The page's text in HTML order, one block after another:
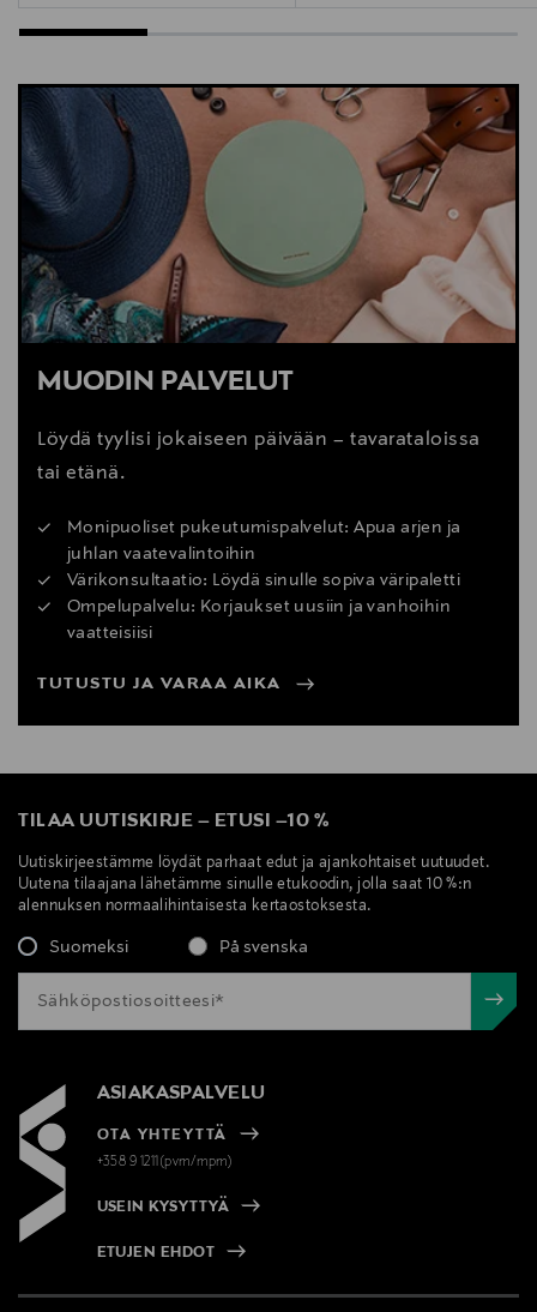
MUODIN PALVELUT
Löydä tyylisi jokaiseen päivään – tavarataloissa
tai etänä.
Monipuoliset pukeutumispalvelut: Apua arjen ja
juhlan vaatevalintoihin
Värikonsultaatio: Löydä sinulle sopiva väripaletti
Ompelupalvelu: Korjaukset uusiin ja vanhoihin
vaatteisiisi
TUTUSTU JA VARAA AIKA
TILAA UUTISKIRJE – ETUSI –10 %
Uutiskirjeestämme löydät parhaat edut ja ajankohtaiset uutuudet.
Uutena tilaajana lähetämme sinulle etukoodin, jolla saat 10 %:n
alennuksen normaalihintaisesta kertaostoksesta.
Suomeksi På svenska
ASIAKASPALVELU
OTA YHTEYTTÄ
+358 9 1211(pvm/mpm)
USEIN KYSYTTYÄ
ETUJEN EHDOT